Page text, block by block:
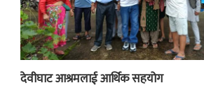
देवीघाट आश्रमलाई आर्थिक सहयोग